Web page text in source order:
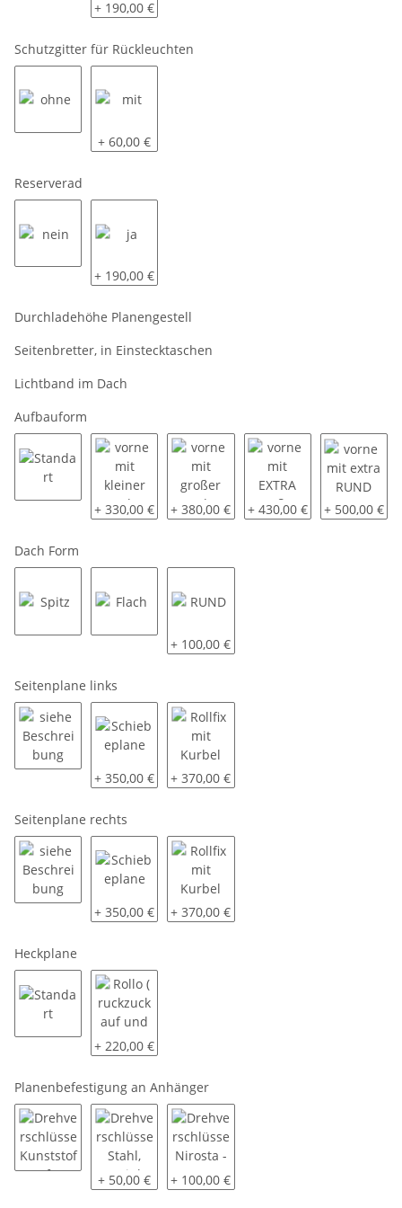
siehe Beschreibung
komplett LED
+ 190,00 €
Schutzgitter für Rückleuchten
mit
+ 60,00 €
Reserverad
ja
+ 190,00 €
Durchladehöhe Planengestell
Seitenbretter, in Einstecktaschen
Lichtband im Dach
Aufbauform
Standartvorne mit kleiner aerodynamischen Schräge ca. 40
+ 330,00 € vorne mit großer aerodynamischen
+ 380,00 € vorne mit EXTRA großer
+ 430,00 € vorne mit
+ 500,00 €
Dach Form
RUND
+ 100,00 €
Seitenplane links
siehe Beschreibung
Schiebeplane
+ 350,00 € Rollfix mit Kurbel
+ 370,00 €
Seitenplane rechts
siehe Beschreibung
Schiebeplane
+ 350,00 € Rollfix mit Kurbel
+ 370,00 €
Heckplane
StandartRollo ( ruckzuck auf und zu )
+ 220,00 €
Planenbefestigung an Anhänger
Drehverschlüsse Kunststoff
Drehverschlüsse Stahl, verzinkt
+ 50,00 € Drehverschlüsse Nirosta - V2A
+ 100,00 €